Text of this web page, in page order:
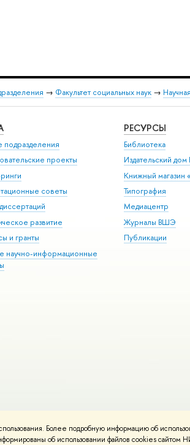
Более подробную информацию об
об использовании файлов cookies
→ Факультет социальных наук→
подразделения
проекты
советы
развитие
и гранты
научно-информационные
РЕСУРСЫ
Библиотека
Издательский
Книжный магазин
Типография
Медиацентр
Журналы ВШЭ
Публикации
Карта сайта